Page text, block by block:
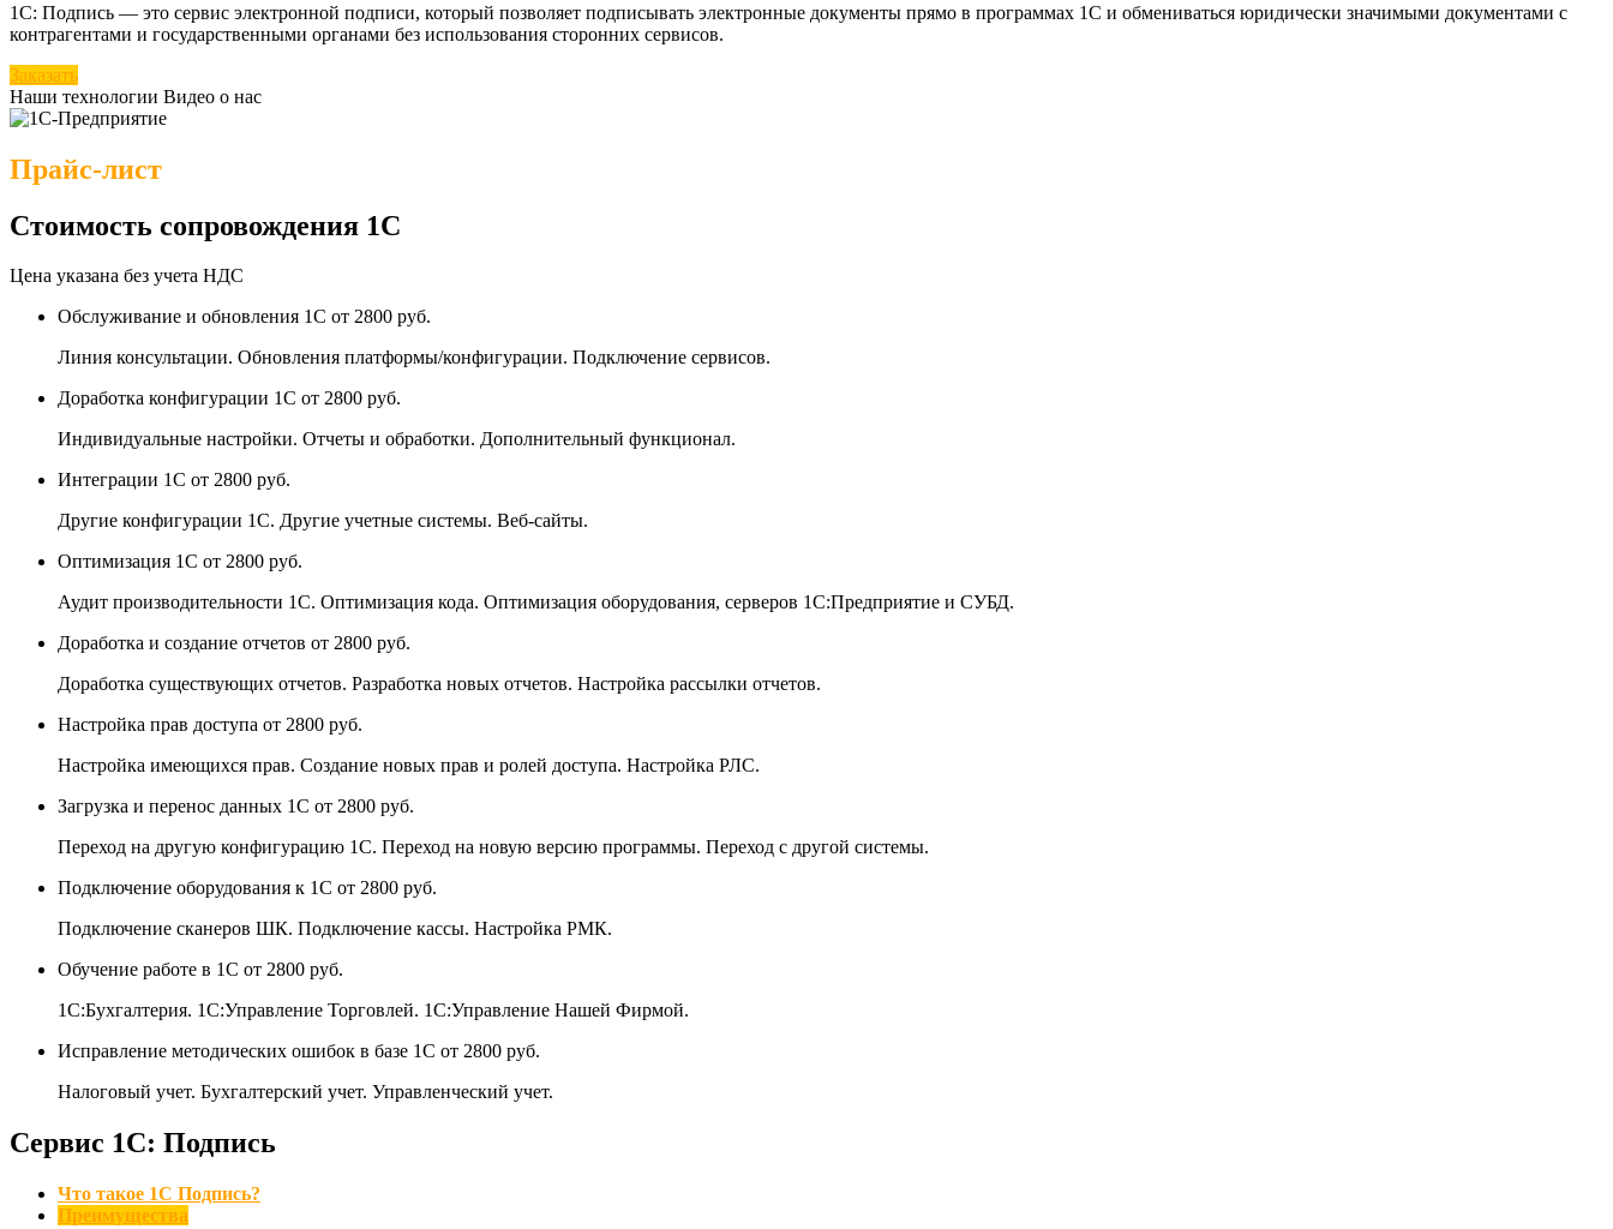
1С: Подпись — это сервис электронной подписи, который позволяет подписывать электронные документы прямо в программах 1С и обмениваться юридически значимыми документами с
контрагентами и государственными органами без использования сторонних сервисов.
Заказать
Наши технологии Видео о нас
Прайс-лист
Стоимость сопровождения 1С
Цена указана без учета НДС
Обслуживание и обновления 1С от 2800 руб.
Линия консультации. Обновления платформы/конфигурации. Подключение сервисов.
Доработка конфигурации 1С от 2800 руб.
Индивидуальные настройки. Отчеты и обработки. Дополнительный функционал.
Интеграции 1С от 2800 руб.
Другие конфигурации 1С. Другие учетные системы. Веб-сайты.
Оптимизация 1С от 2800 руб.
Аудит производительности 1С. Оптимизация кода. Оптимизация оборудования, серверов 1С:Предприятие и СУБД.
Доработка и создание отчетов от 2800 руб.
Доработка существующих отчетов. Разработка новых отчетов. Настройка рассылки отчетов.
Настройка прав доступа от 2800 руб.
Настройка имеющихся прав. Создание новых прав и ролей доступа. Настройка РЛС.
Загрузка и перенос данных 1С от 2800 руб.
Переход на другую конфигурацию 1С. Переход на новую версию программы. Переход с другой системы.
Подключение оборудования к 1С от 2800 руб.
Подключение сканеров ШК. Подключение кассы. Настройка РМК.
Обучение работе в 1С от 2800 руб.
1С:Бухгалтерия. 1С:Управление Торговлей. 1С:Управление Нашей Фирмой.
Исправление методических ошибок в базе 1С от 2800 руб.
Налоговый учет. Бухгалтерский учет. Управленческий учет.
Сервис 1С: Подпись
Что такое 1С Подпись?
Преимущества